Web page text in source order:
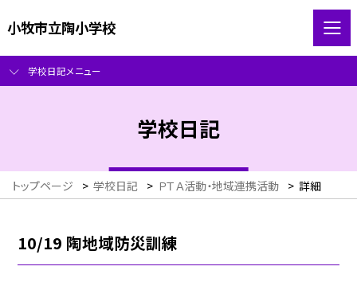
小牧市立陶小学校
学校日記メニュー
学校日記
トップページ > 学校日記 > ＰＴＡ活動・地域連携活動 > 詳細
10/19 陶地域防災訓練